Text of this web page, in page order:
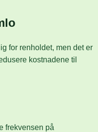
for renholdet, men det er
kostnadene til
frekvensen på